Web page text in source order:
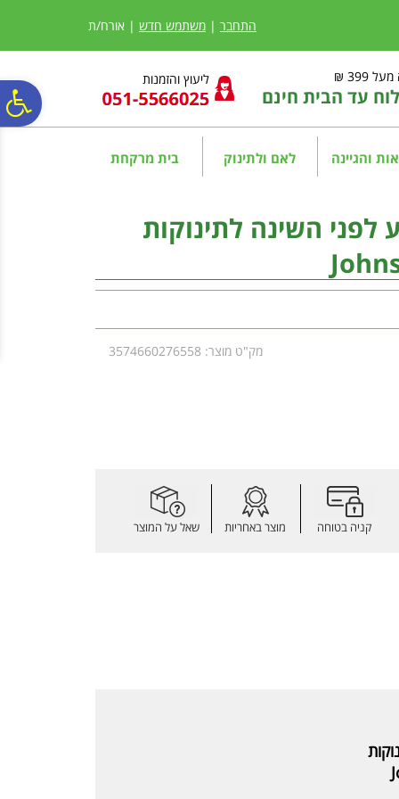
נגישות
אתר
המרכזי התחבר | משתמש חדש | אורח/ת
399 ₪
עד הבית חינם
ליעוץ והזמנות
והגיינה לאם ולתינוק בית מרקחת
השינה לתינוקות
מק"ט מוצר: 3574660276558
קניה בטוחה מוצר באחריות שאל על המוצר